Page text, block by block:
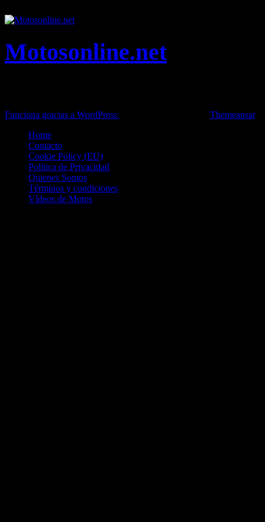
Motosonline.net
Funciona gracias a WordPress
Themeansar.
Home
Contacto
Cookie Policy (EU)
Política de Privacidad
Quienes Somos
Términos y condiciones
Vídeos de Motos